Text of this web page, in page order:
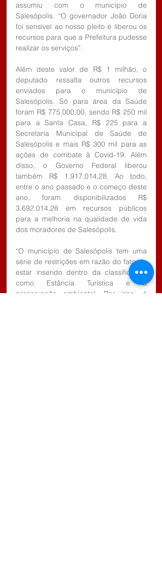
assumiu com o município de
Salesópolis. “O governador João Doria
foi sensível ao nosso pleito e liberou os
recursos para que a Prefeitura pudesse
realizar os serviços”.
Além deste valor de R$ 1 milhão, o
deputado ressalta outros recursos
enviados para o município de
Salesópolis. Só para área da Saúde
foram R$ 775.000,00, sendo R$ 250 mil
para a Santa Casa, R$ 225 para a
Secretaria Municipal de Saúde de
Salesópolis e mais R$ 300 mil para as
ações de combate à Covid-19. Além
disso, o Governo Federal liberou
também R$ 1.917.014,28. Ao todo,
entre o ano passado e o começo deste
ano, foram disponibilizados R$
3.692.014,28 em recursos públicos
para a melhoria na qualidade de vida
dos moradores de Salesópolis.
“O município de Salesópolis tem uma
série de restrições em razão do fato de
estar inserido dentro da classificação
como Estância Turística e a
preservação ambiental. Por isso, é